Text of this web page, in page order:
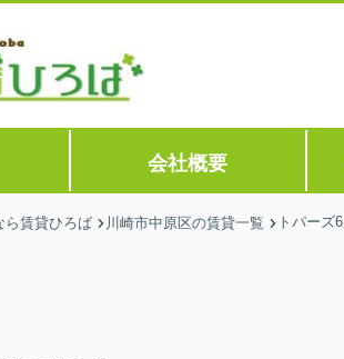
会社概要
ら賃貸ひろば 川崎市中原区の賃貸一覧 トパーズ6